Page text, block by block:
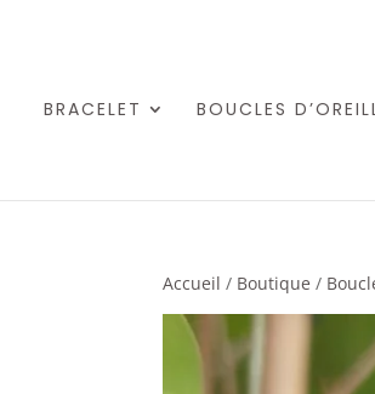
BRACELET BOUCLES
Accueil / Boutique /